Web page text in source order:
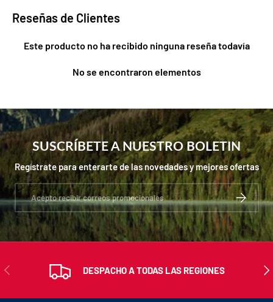
Reseñas de Clientes
Este producto no ha recibido ninguna reseña todavía
No se encontraron elementos
SUSCRÍBETE A NUESTRO BOLETIN
Regístrate para enterarte de las novedades y mejores ofertas
Correo electrónico
ANTERIOR DESPACHO A TODAS LAS REGIONES